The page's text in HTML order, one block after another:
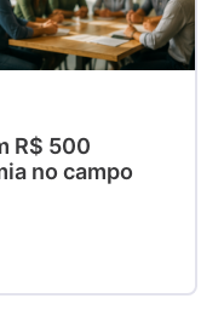
R$ 500
no campo